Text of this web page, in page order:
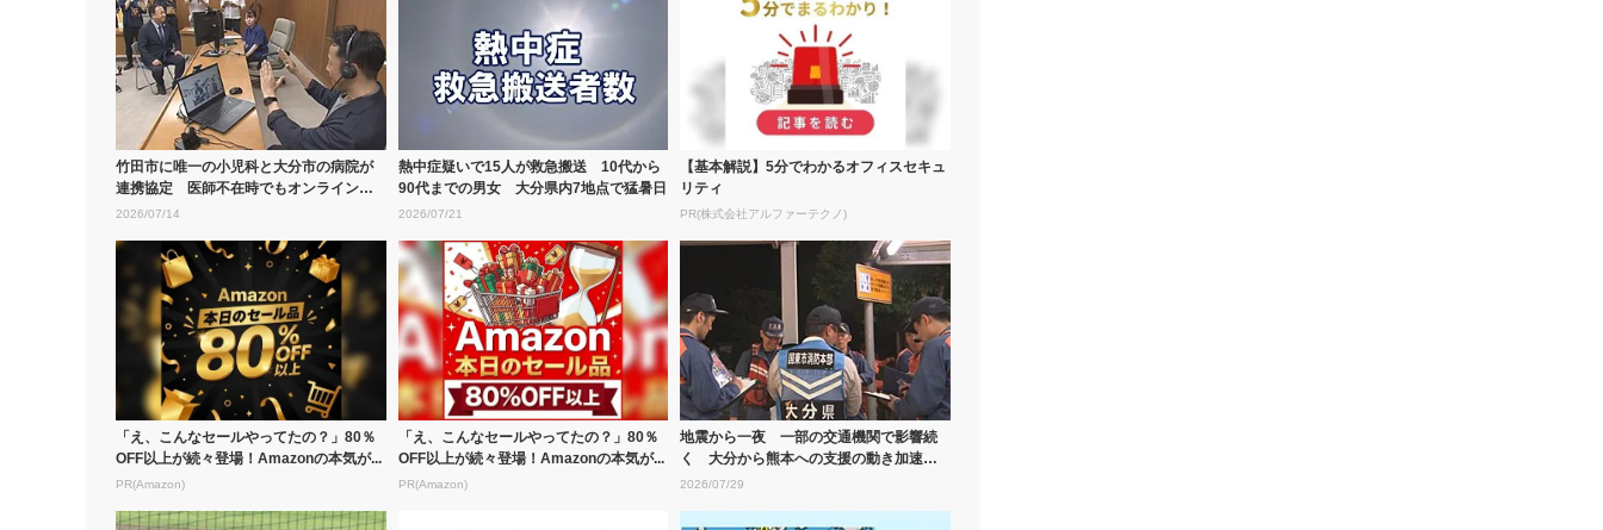
竹田市に唯一の小児科と大分市の病院が
連携協定 医師不在時でもオンライン診
療が可能...
2026/07/14
熱中症疑いで15人が救急搬送 10代から
90代までの男女 大分県内7地点で猛暑日
2026/07/21
【基本解説】5分でわかるオフィスセキュ
リティ
PR(株式会社アルファーテクノ)
「え、こんなセールやってたの？」80％
OFF以上が続々登場！Amazonの本気が...
PR(Amazon)
「え、こんなセールやってたの？」80％
OFF以上が続々登場！Amazonの本気が...
PR(Amazon)
地震から一夜 一部の交通機関で影響続
く 大分から熊本への支援の動き加速
【令和8年...
2026/07/29